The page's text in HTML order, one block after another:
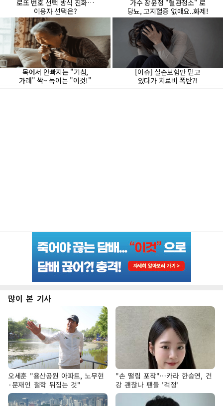
많이 본 기사
오세훈 "용산공원 아파트, 노무현
·문재인 철학 뒤집는 것"
"손 떨림 포착"…카라 한승연, 건
강 괜찮나 팬들 '걱정'